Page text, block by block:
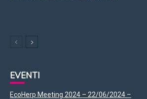
EVENTI
EcoHerp Meeting 2024 – 22/06/2024 –